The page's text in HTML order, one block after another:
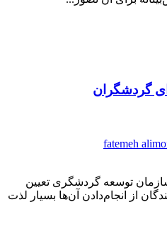
گردشگران
fatemeh
توسعه گردشگری تعیین
از انجام‌دادن آن‌ها بسیار لذت